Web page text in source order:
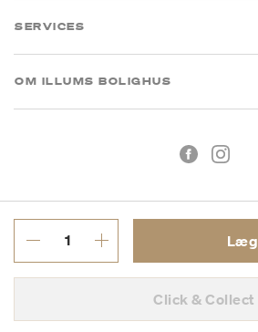
Click & Collect
SERVICES
OM ILLUMS BOLIGHUS
CVR: 26573394